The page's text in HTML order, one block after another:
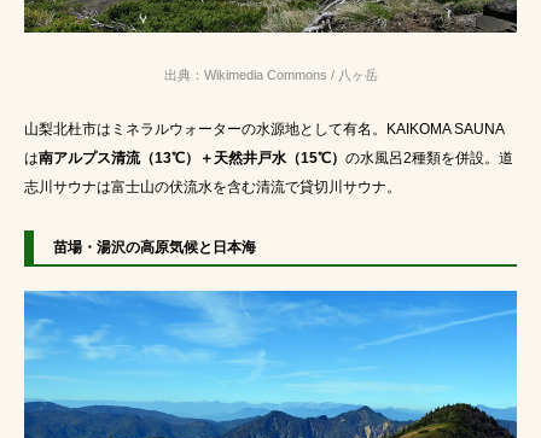
出典：Wikimedia Commons / 八ヶ岳
山梨北杜市はミネラルウォーターの水源地として有名。KAIKOMA SAUNA
は南アルプス清流（13℃）＋天然井戸水（15℃） の水風呂2種類を併設。道
志川サウナは富士山の伏流水を含む清流で貸切川サウナ。
苗場・湯沢の高原気候と日本海